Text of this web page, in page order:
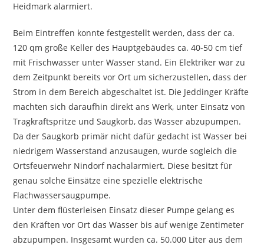
Heidmark alarmiert.
Beim Eintreffen konnte festgestellt werden, dass der ca.
120 qm große Keller des Hauptgebäudes ca. 40-50 cm tief
mit Frischwasser unter Wasser stand. Ein Elektriker war zu
dem Zeitpunkt bereits vor Ort um sicherzustellen, dass der
Strom in dem Bereich abgeschaltet ist. Die Jeddinger Kräfte
machten sich daraufhin direkt ans Werk, unter Einsatz von
Tragkraftspritze und Saugkorb, das Wasser abzupumpen.
Da der Saugkorb primär nicht dafür gedacht ist Wasser bei
niedrigem Wasserstand anzusaugen, wurde sogleich die
Ortsfeuerwehr Nindorf nachalarmiert. Diese besitzt für
genau solche Einsätze eine spezielle elektrische
Flachwassersaugpumpe.
Unter dem flüsterleisen Einsatz dieser Pumpe gelang es
den Kräften vor Ort das Wasser bis auf wenige Zentimeter
abzupumpen. Insgesamt wurden ca. 50.000 Liter aus dem